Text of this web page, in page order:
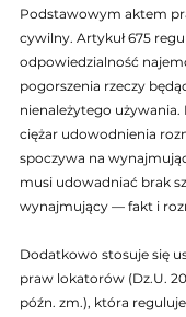
Podstawowym aktem
cywilny. Artykuł 675
odpowiedzialność
pogorszenia rzeczy
nienależytego używania.
ciężar udowodnienia
spoczywa na
musi udowadniać brak
wynajmujący — fakt i
Dodatkowo stosuje się
praw lokatorów (Dz.U.
późn. zm.), która